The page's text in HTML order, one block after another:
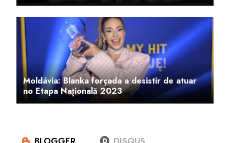
Moldávia: Blanka forçada a desistir de atuar
no Etapa Naţională 2023